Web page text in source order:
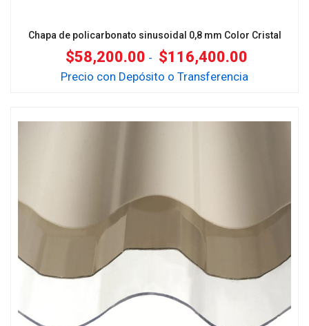
Chapa de policarbonato sinusoidal 0,8 mm Color Cristal
$58,200.00 - $116,400.00
Precio con Depósito o Transferencia